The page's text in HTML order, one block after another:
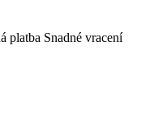
platba Snadné vracení